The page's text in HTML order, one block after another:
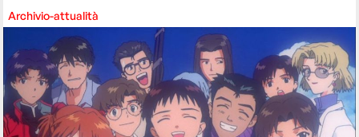
Archivio-attualità